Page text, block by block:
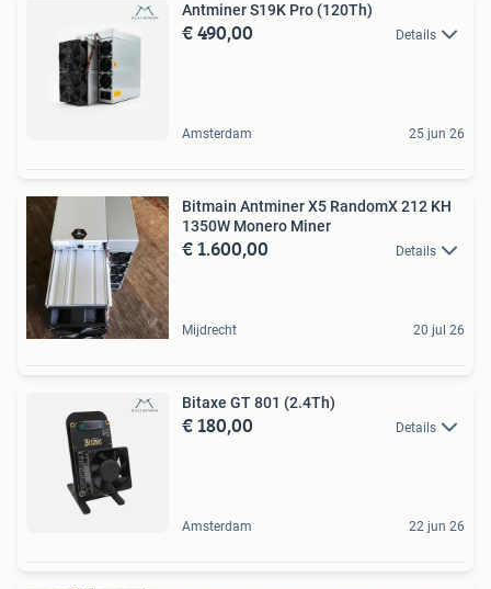
Antminer S19K Pro (120Th)
€ 490,00 Details
Amsterdam 25 jun 26
Bitmain Antminer X5 RandomX 212 KH
1350W Monero Miner
€ 1.600,00 Details
Mijdrecht 20 jul 26
Bitaxe GT 801 (2.4Th)
€ 180,00 Details
Amsterdam 22 jun 26